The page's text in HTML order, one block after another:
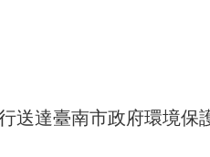
送達臺南市政府環境保